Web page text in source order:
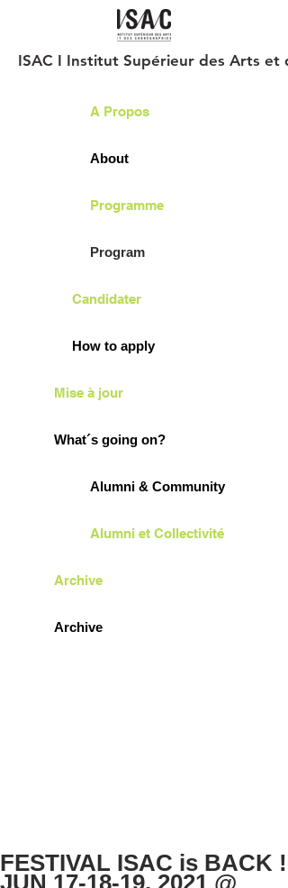
ISAC I Institut Supérieur des Arts et
A Propos
About
Programme
Program
Candidater
How to apply
Mise à jour
What´s going on?
Alumni & Community
Alumni et Collectivité
Archive
Archive
FESTIVAL ISAC is BACK !
JUN 17-18-19, 2021 @